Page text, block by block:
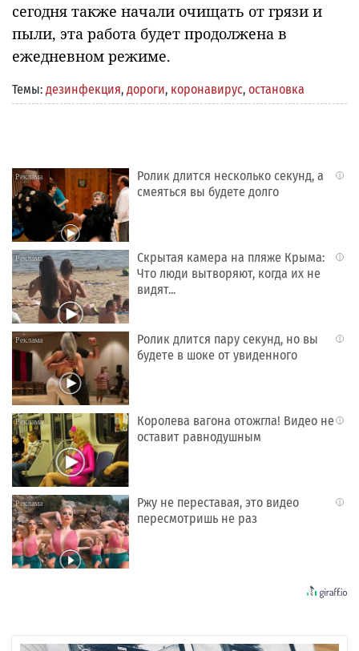
сегодня также начали очищать от грязи и
пыли, эта работа будет продолжена в
ежедневном режиме.
Темы: дезинфекция, дороги, коронавирус, остановка
i
Ролик длится несколько секунд, а
смеяться вы будете долго
i
Скрытая камера на пляже Крыма:
Что люди вытворяют, когда их не
видят...
i
Ролик длится пару секунд, но вы
будете в шоке от увиденного
i
Королева вагона отожгла! Видео не
оставит равнодушным
i
Ржу не переставая, это видео
пересмотришь не раз